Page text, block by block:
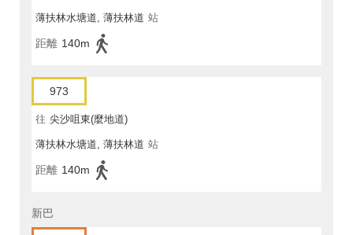
薄扶林水塘道, 薄扶林道 站
距離 140m
973
往 尖沙咀東(麼地道)
薄扶林水塘道, 薄扶林道 站
距離 140m
新巴